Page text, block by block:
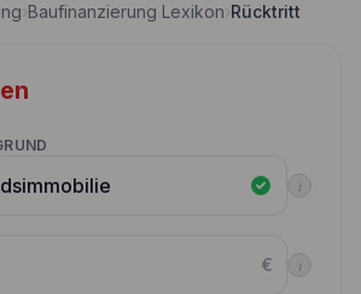
›Baufinanzierung Lexikon›Rücktritt
i
€ i